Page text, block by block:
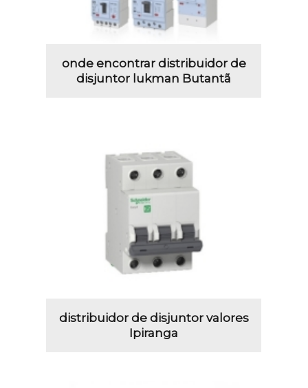
onde encontrar distribuidor de
disjuntor lukman Butantã
distribuidor de disjuntor valores
Ipiranga